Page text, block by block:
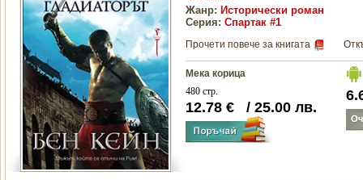
Жанр: Исторически роман
Серия: Спартак #1
Прочети повече за книгата
Мека корица
480 стр.
12.78 € / 25.00 лв.